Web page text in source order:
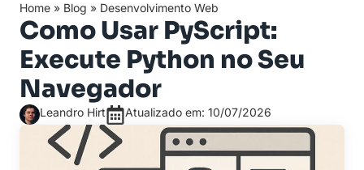
Home » Blog » Desenvolvimento Web
Como Usar PyScript:
Execute Python no Seu
Navegador
Leandro Hirt Atualizado em: 10/07/2026